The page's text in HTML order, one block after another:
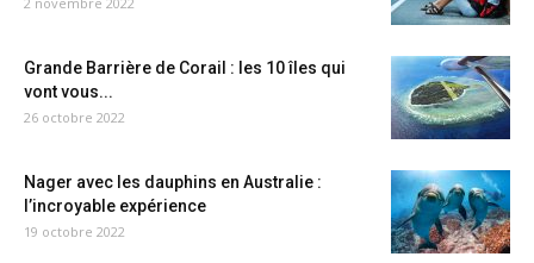
Grande Barrière de Corail : les 10 îles qui
vont vous...
26 octobre 2022
Nager avec les dauphins en Australie :
l’incroyable expérience
19 octobre 2022